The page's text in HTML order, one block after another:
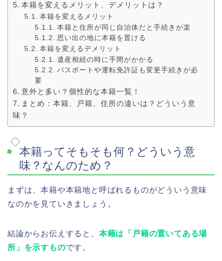
本籍を変えるメリット、デメリットは？
本籍を変えるメリット
本籍と住所が同じ自治体だと手続きが楽
思い出の地に本籍を置ける
本籍を変えるデメリット
遺産相続の時に手間がかかる
パスポートや運転免許証も変更手続きが必
要
意外と多い？個性的な本籍一覧！
まとめ：本籍、戸籍、住所の違いは？どういう意
味？
本籍ってそもそも何？どういう意
味？なんのため？
まずは、本籍や本籍地と呼ばれるものがどういう意味
なのかを見ていきましょう。
結論からお伝えすると、 本籍は「戸籍の置いてある場
所」を示すものです。